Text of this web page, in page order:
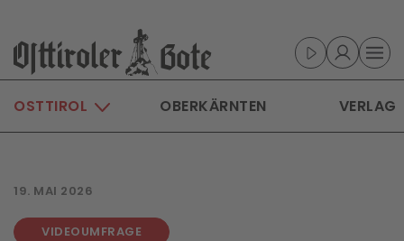
Skip to main content
OSTTIROL OBERKÄRNTEN VERLAG
19. MAI 2026
VIDEOUMFRAGE